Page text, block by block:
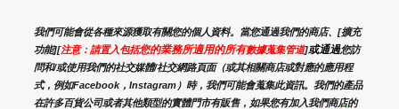
我們可能會從各種來源獲取有關您的個人資料。當您通過我們的商店、[擴充
功能][注意：請置入包括您的業務所適用的所有數據蒐集管道]或通過您訪
問和/或使用我們的社交媒體/社交網路頁面（或其相關商店或對應的應用程
式，例如Facebook，Instagram）時，我們可能會蒐集此資訊。我們的產品
在許多百貨公司或者其他類型的實體門市有販售，如果您有加入我們商店的